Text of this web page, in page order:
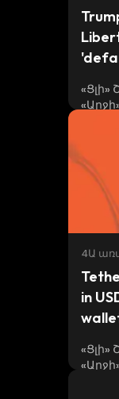
«Ցլի»
4Ա
in
«Ցլի»